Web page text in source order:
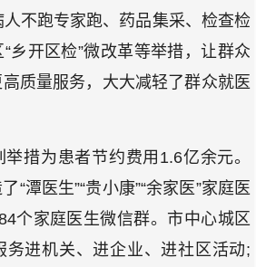
不跑专家跑、药品集采、检查检
乡开区检”微改革等举措，让群众
质量服务，大大减轻了群众就医
措为患者节约费用1.6亿余元。
“潭医生”“贵小康”“余家医”家庭医
个家庭医生微信群。市中心城区
务进机关、进企业、进社区活动;